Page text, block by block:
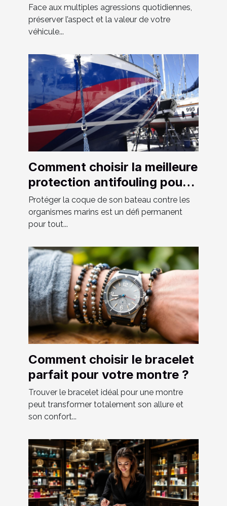
votre véhicule ?
Face aux multiples agressions quotidiennes,
préserver l’aspect et la valeur de votre
véhicule...
Comment choisir la meilleure
protection antifouling pour
votre bateau ?
Protéger la coque de son bateau contre les
organismes marins est un défi permanent
pour tout...
Comment choisir le bracelet
parfait pour votre montre ?
Trouver le bracelet idéal pour une montre
peut transformer totalement son allure et
son confort...